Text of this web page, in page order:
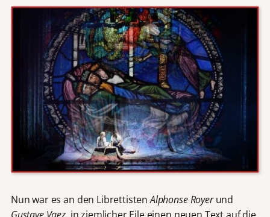
Nun war es an den LibrettistenAlphonse Royerund